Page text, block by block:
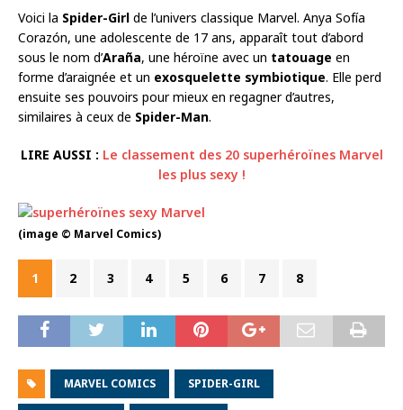
Voici la Spider-Girl de l’univers classique Marvel. Anya Sofía
Corazón, une adolescente de 17 ans, apparaît tout d’abord
sous le nom d’Araña, une héroïne avec un tatouage en
forme d’araignée et un exosquelette symbiotique. Elle perd
ensuite ses pouvoirs pour mieux en regagner d’autres,
similaires à ceux de Spider-Man.
LIRE AUSSI : Le classement des 20 superhéroïnes Marvel
les plus sexy !
(image © Marvel Comics)
1 2 3 4 5 6 7 8
MARVEL COMICS SPIDER-GIRL